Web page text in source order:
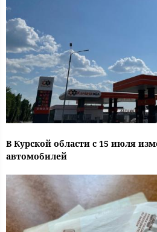
В Курской области с 15 июля
автомобилей